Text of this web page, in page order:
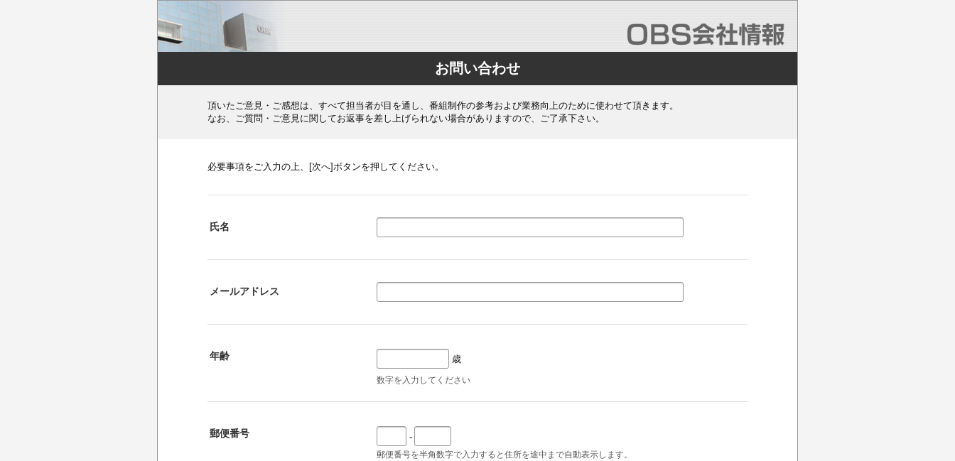
お問い合わせ
頂いたご意見・ご感想は、すべて担当者が目を通し、番組制作の参考および業務向上のために使わせて頂きます。
なお、ご質問・ご意見に関してお返事を差し上げられない場合がありますので、ご了承下さい。
必要事項をご入力の上、[次へ]ボタンを押してください。
氏名
メールアドレス
年齢 歳
数字を入力してください
郵便番号 -
郵便番号を半角数字で入力すると住所を途中まで自動表示します。